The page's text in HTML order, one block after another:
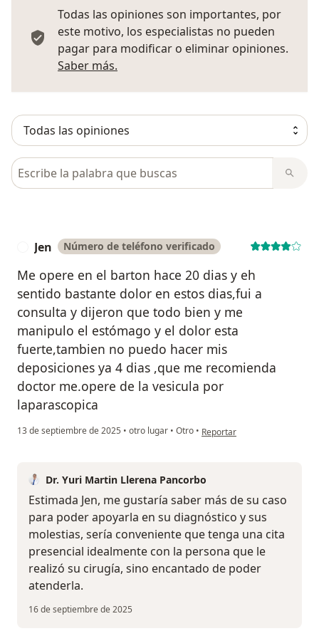
Todas las opiniones son importantes, por
este motivo, los especialistas no pueden
pagar para modificar o eliminar opiniones.
Saber más.
Busca en opiniones
Jen Número de teléfono verificado
Me opere en el barton hace 20 dias y eh
sentido bastante dolor en estos dias,fui a
consulta y dijeron que todo bien y me
manipulo el estómago y el dolor esta
fuerte,tambien no puedo hacer mis
deposiciones ya 4 dias ,que me recomienda
doctor me.opere de la vesicula por
laparascopica
13 de septiembre de 2025 • otro lugar • Otro • en opinión del usuario Jen
Reportar
Dr. Yuri Martin Llerena Pancorbo
Estimada Jen, me gustaría saber más de su caso
para poder apoyarla en su diagnóstico y sus
molestias, sería conveniente que tenga una cita
presencial idealmente con la persona que le
realizó su cirugía, sino encantado de poder
atenderla.
16 de septiembre de 2025